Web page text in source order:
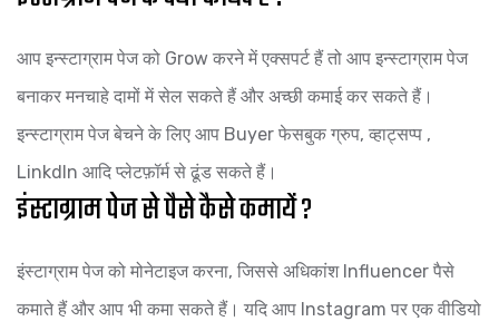
आप इन्स्टाग्राम पेज को Grow करने में एक्सपर्ट हैं तो आप इन्स्टाग्राम पेज
बनाकर मनचाहे दामों में सेल सकते हैं और अच्छी कमाई कर सकते हैं।
इन्स्टाग्राम पेज बेचने के लिए आप Buyer फेसबुक ग्रुप, व्हाट्सप्प ,
LinkdIn आदि प्लेटफ़ॉर्म से ढूंड सकते हैं।
इंस्टाग्राम पेज से पैसे कैसे कमायें ?
इंस्टाग्राम पेज को मोनेटाइज करना, जिससे अधिकांश Influencer पैसे
कमाते हैं और आप भी कमा सकते हैं। यदि आप Instagram पर एक वीडियो